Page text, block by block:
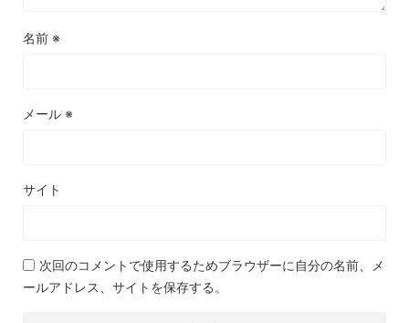
名前 ※
メール ※
サイト
次回のコメントで使用するためブラウザーに自分の名前、メ
ールアドレス、サイトを保存する。